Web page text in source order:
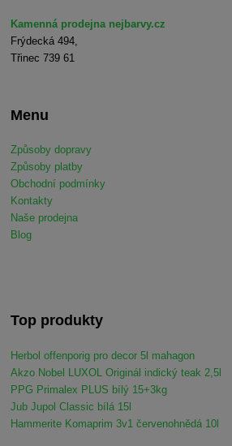
Kamenná prodejna nejbarvy.cz
Frýdecká 494,
Třinec 739 61
Menu
Způsoby dopravy
Způsoby platby
Obchodní podmínky
Kontakty
Naše prodejna
Blog
Top produkty
Herbol offenporig pro decor 5l mahagon
Akzo Nobel LUXOL Originál indický teak 2,5l
PPG Primalex PLUS bílý 15+3kg
Jub Jupol Classic bílá 15l
Hammerite Komaprim 3v1 červenohnědá 10l